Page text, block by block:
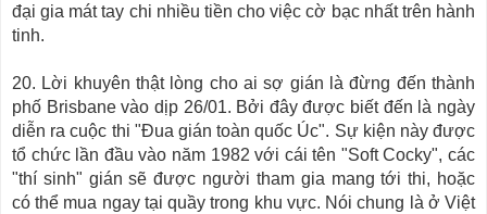
đại gia mát tay chi nhiều tiền cho việc cờ bạc nhất trên hành
tinh.
20. Lời khuyên thật lòng cho ai sợ gián là đừng đến thành
phố Brisbane vào dịp 26/01. Bởi đây được biết đến là ngày
diễn ra cuộc thi "Đua gián toàn quốc Úc". Sự kiện này được
tổ chức lần đầu vào năm 1982 với cái tên "Soft Cocky", các
"thí sinh" gián sẽ được người tham gia mang tới thi, hoặc
có thể mua ngay tại quầy trong khu vực. Nói chung là ở Việt